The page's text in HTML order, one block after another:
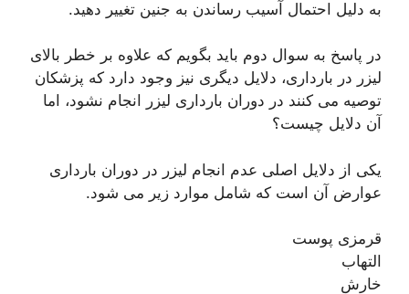
به دلیل احتمال آسیب رساندن به جنین تغییر دهید.
در پاسخ به سوال دوم باید بگویم که علاوه بر خطر بالای
لیزر در بارداری، دلایل دیگری نیز وجود دارد که پزشکان
توصیه می کنند در دوران بارداری لیزر انجام نشود، اما
آن دلایل چیست؟
یکی از دلایل اصلی عدم انجام لیزر در دوران بارداری
عوارض آن است که شامل موارد زیر می شود.
قرمزی پوست
التهاب
خارش